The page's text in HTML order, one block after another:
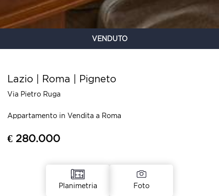
VENDUTO
Lazio | Roma | Pigneto
Via Pietro Ruga
Appartamento in Vendita a Roma
€ 280.000
Planimetria Foto